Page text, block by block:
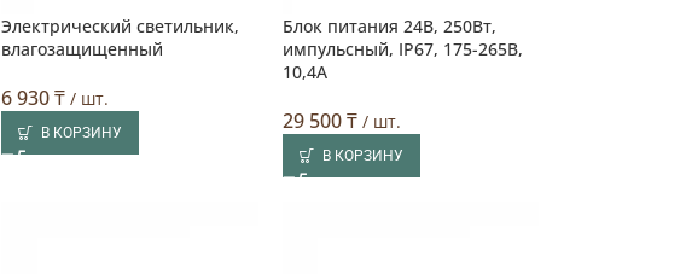
Электрический светильник,
влагозащищенный
6 930₸ / шт.
В КОРЗИНУ
Блок питания 24В, 250Вт,
импульсный, IP67, 175-265В,
10,4А
29 500₸/ шт.
В КОРЗИНУ